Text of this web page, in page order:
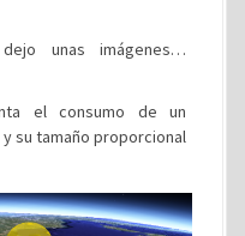
unas imágenes…
el consumo de un
su tamaño proporcional